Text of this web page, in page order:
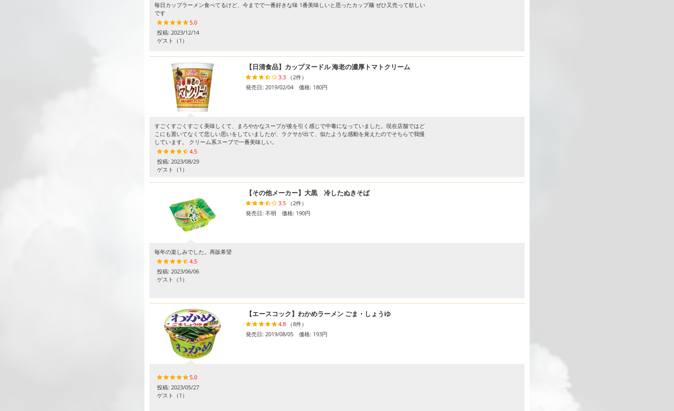
毎日カップラーメン食べてるけど、今までで一番好きな味 1番美味しいと思ったカップ麺 ぜひ又売って欲しい
です
5.0
投稿: 2023/12/14
ゲスト （1）
【日清食品】カップヌードル 海老の濃厚トマトクリーム
3.3 （2件）
発売日: 2019/02/04 価格: 180円
すごくすごくすごく美味しくて、まろやかなスープが後を引く感じで中毒になっていました。現在店舗ではど
こにも置いてなくて悲しい思いをしていましたが、ラクサが出て、似たような感動を覚えたのでそちらで我慢
しています。 クリーム系スープで一番美味しい。
4.5
投稿: 2023/08/29
ゲスト （1）
【その他メーカー】大黒 冷したぬきそば
3.5 （2件）
発売日: 不明 価格: 190円
毎年の楽しみでした。再販希望
4.5
投稿: 2023/06/06
ゲスト （1）
【エースコック】わかめラーメン ごま・しょうゆ
4.8 （8件）
発売日: 2019/08/05 価格: 193円
5.0
投稿: 2023/05/27
ゲスト （1）